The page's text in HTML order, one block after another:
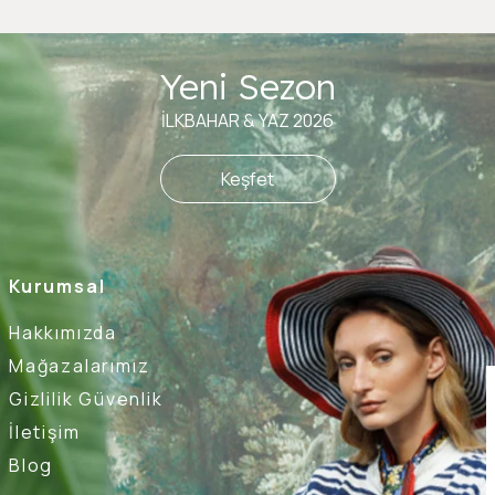
Kurumsal
Hakkımızda
Mağazalarımız
Gizlilik Güvenlik
İletişim
Blog
Yeni Sezon
İLKBAHAR & YAZ 2026
Keşfet